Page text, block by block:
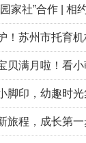
放日回顾
园家社”合作 | 相
日预告
！苏州市托育机
贝满月啦！看
小脚印，幼趣时
新旅程，成长第